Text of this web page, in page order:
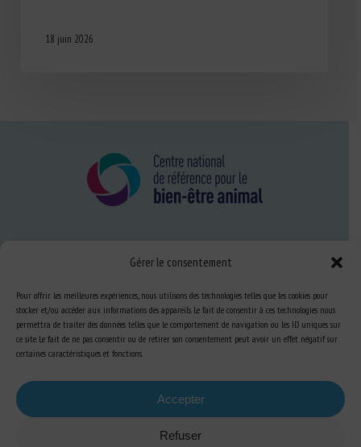
Gérer le consentement
Pour offrir les meilleures expériences, nous utilisons des technologies telles que les cookies pour
stocker et/ou accéder aux informations des appareils. Le fait de consentir à ces technologies nous
permettra de traiter des données telles que le comportement de navigation ou les ID uniques sur
ce site. Le fait de ne pas consentir ou de retirer son consentement peut avoir un effet négatif sur
certaines caractéristiques et fonctions.
Accepter
Refuser
18 juin 2026
Expertise
S’informer sur le BEA
Se former au BEA